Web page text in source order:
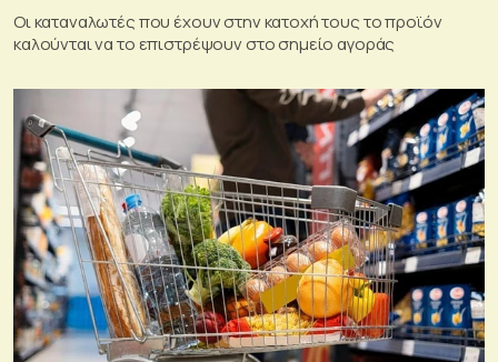
Οι καταναλωτές που έχουν στην κατοχή τους το προϊόν
καλούνται να το επιστρέψουν στο σημείο αγοράς